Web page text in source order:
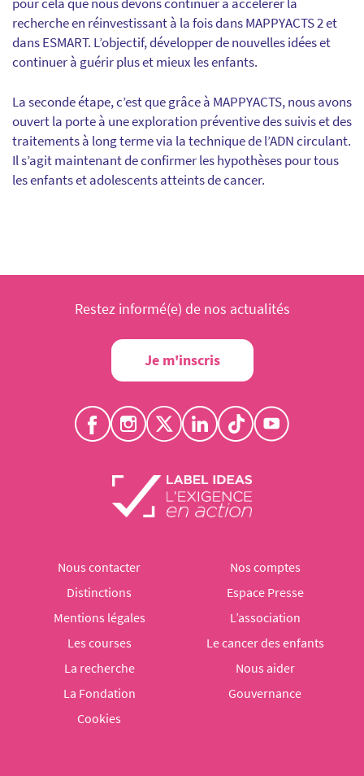
recherche en réinvestissant à la fois dans MAPPYACTS 2 et
dans ESMART. L’objectif, développer de nouvelles idées et
continuer à guérir plus et mieux les enfants.
La seconde étape, c’est que grâce à MAPPYACTS, nous avons
ouvert la porte à une exploration préventive des suivis et des
traitements à long terme via la technique de l’ADN circulant.
Il s’agit maintenant de confirmer les hypothèses pour tous
les enfants et adolescents atteints de cancer.
Restez informé(e) de nos actualités
Je m'inscris
Nous contacter
Nos comptes
Distinctions
Espace Presse
Mentions légales
L’association
Les courses
Le cancer des enfants
La recherche
Nous aider
La Fondation
Gouvernance
Cookies